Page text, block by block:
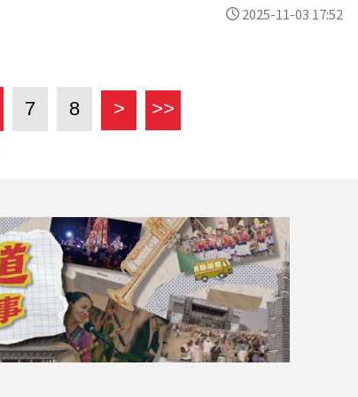
2025-11-03 17:52
7 8 > >>